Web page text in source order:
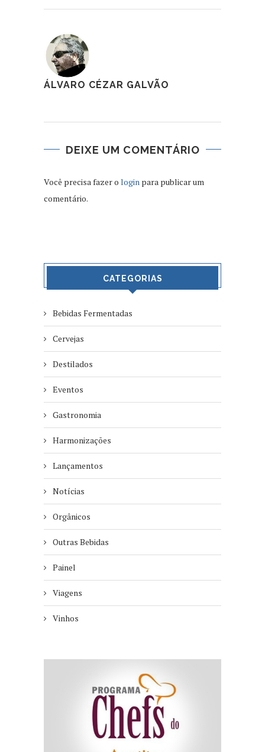
ÁLVARO CÉZAR GALVÃO
DEIXE UM COMENTÁRIO
Você precisa fazer o login para publicar um
comentário.
CATEGORIAS
Bebidas Fermentadas
Cervejas
Destilados
Eventos
Gastronomia
Harmonizações
Lançamentos
Notícias
Orgânicos
Outras Bebidas
Painel
Viagens
Vinhos